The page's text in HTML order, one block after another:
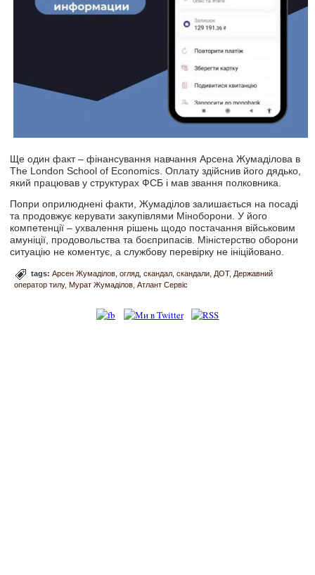
Ще один факт – фінансування навчання Арсена Жумаділова в
The London School of Economics. Оплату здійснив його дядько,
який працював у структурах ФСБ і мав звання полковника.
Попри оприлюднені факти, Жумаділов залишається на посаді
та продовжує керувати закупівлями Міноборони. У його
компетенції – ухвалення рішень щодо постачання військовим
амуніції, продовольства та боєприпасів. Міністерство оборони
ситуацію не коментує, а службову перевірку не ініційовано.
tags:Арсен Жумаділов огляд скандал скандали ДОТ Державний
оператор тилу Мурат Жумаділов Атлант Сервіс